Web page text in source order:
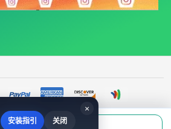
×
安装指引 关闭